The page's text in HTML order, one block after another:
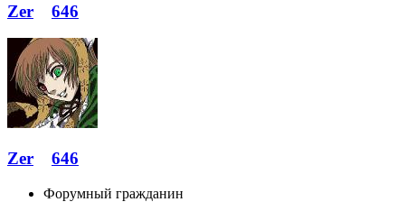
Zer 646
Zer 646
Форумный гражданин